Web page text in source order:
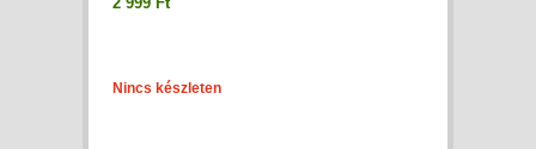
Nincs készleten